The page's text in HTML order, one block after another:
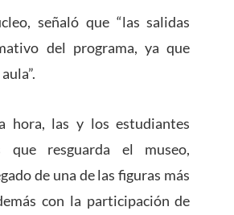
señaló que “las salidas
del programa, ya que
hora, las y los estudiantes
que resguarda el museo,
de una de las figuras más
con la participación de